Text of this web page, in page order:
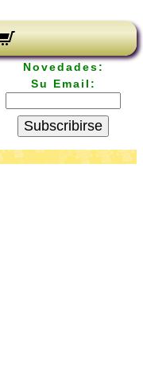
Novedades:
Su Email:
Subscribirse